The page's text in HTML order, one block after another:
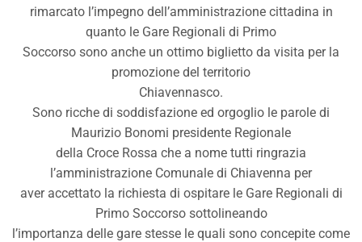
rimarcato l’impegno dell’amministrazione cittadina in
quanto le Gare Regionali di Primo
Soccorso sono anche un ottimo biglietto da visita per la
promozione del territorio
Chiavennasco.
Sono ricche di soddisfazione ed orgoglio le parole di
Maurizio Bonomi presidente Regionale
della Croce Rossa che a nome tutti ringrazia
l’amministrazione Comunale di Chiavenna per
aver accettato la richiesta di ospitare le Gare Regionali di
Primo Soccorso sottolineando
l’importanza delle gare stesse le quali sono concepite come